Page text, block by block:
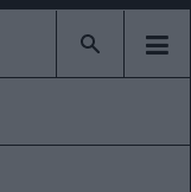
Type 2 or